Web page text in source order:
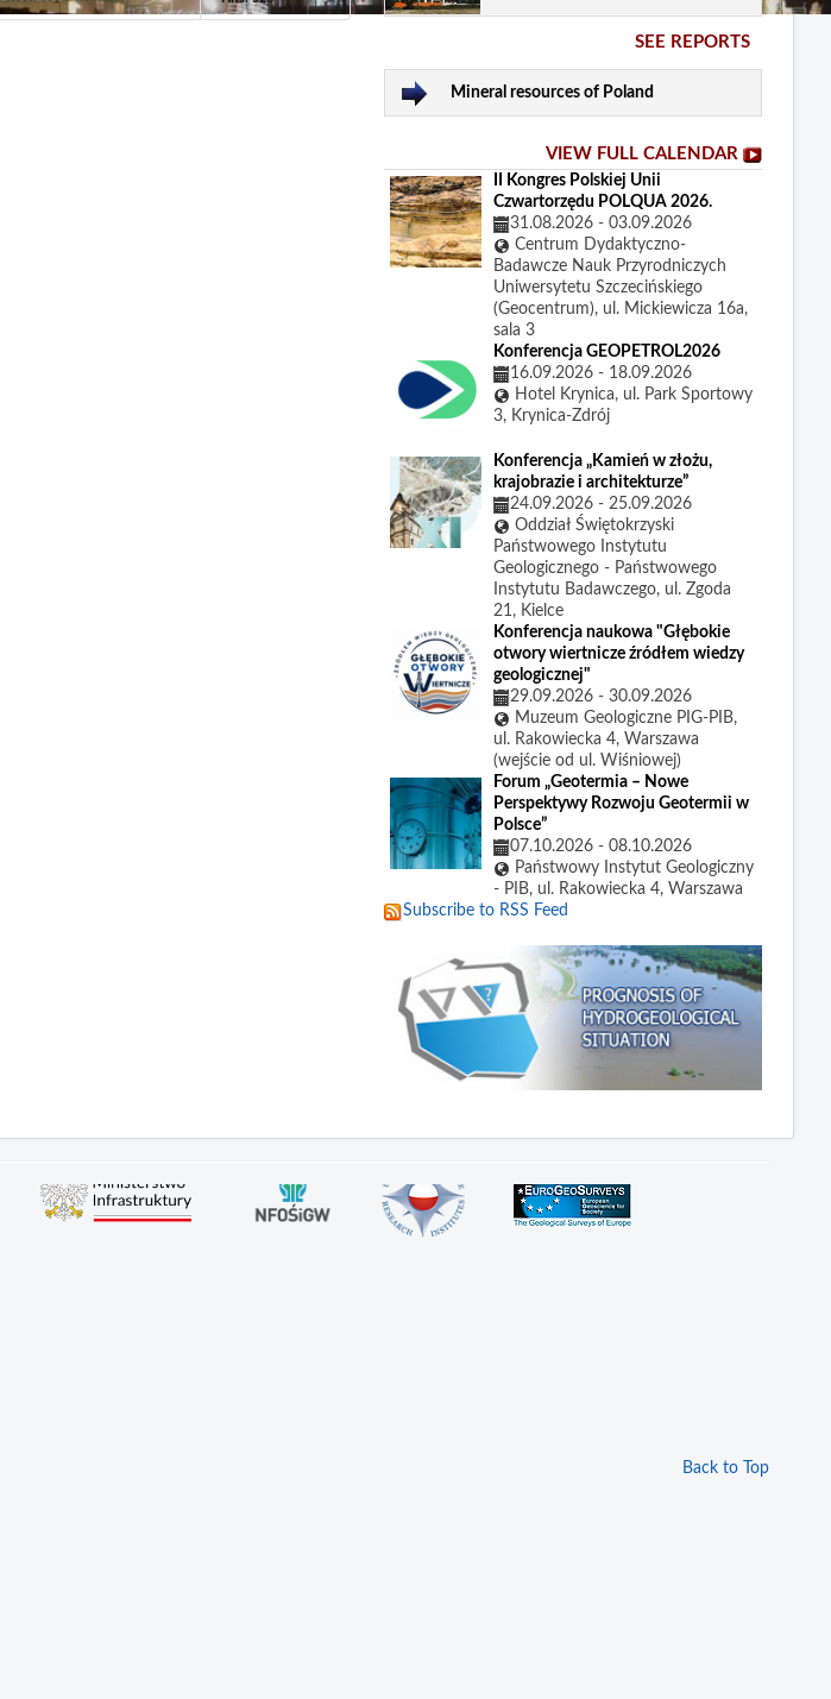
SEE REPORTS
Mineral resources of Poland
VIEW FULL CALENDAR
II Kongres Polskiej Unii
Czwartorzędu POLQUA 2026.
31.08.2026- 03.09.2026
Centrum Dydaktyczno-
Badawcze Nauk Przyrodniczych
Uniwersytetu Szczecińskiego
(Geocentrum), ul. Mickiewicza 16a,
sala 3
Konferencja GEOPETROL2026
16.09.2026- 18.09.2026
Hotel Krynica, ul. Park Sportowy
3, Krynica-Zdrój
Konferencja „Kamień w złożu,
krajobrazie i architekturze”
24.09.2026- 25.09.2026
Oddział Świętokrzyski
Państwowego Instytutu
Geologicznego - Państwowego
Instytutu Badawczego, ul. Zgoda
21, Kielce
Konferencja naukowa "Głębokie
otwory wiertnicze źródłem wiedzy
geologicznej"
29.09.2026- 30.09.2026
Muzeum Geologiczne PIG-PIB,
ul. Rakowiecka 4, Warszawa
(wejście od ul. Wiśniowej)
Forum „Geotermia – Nowe
Perspektywy Rozwoju Geotermii w
Polsce”
07.10.2026- 08.10.2026
Państwowy Instytut Geologiczny
- PIB, ul. Rakowiecka 4, Warszawa
Subscribe to RSS Feed
Back to Top